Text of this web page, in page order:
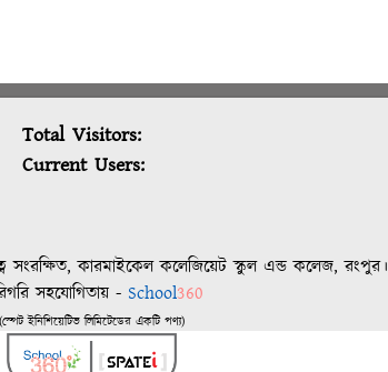
Total Visitors:
Current Users:
সংরক্ষিত, কারমাইকেল কলেজিয়েট স্কুল এন্ড কলেজ, রংপুর।
সহযোগিতায় - School360
(স্পেট ইনিশিয়েটিভ লিমিটেডের একটি পণ্য)